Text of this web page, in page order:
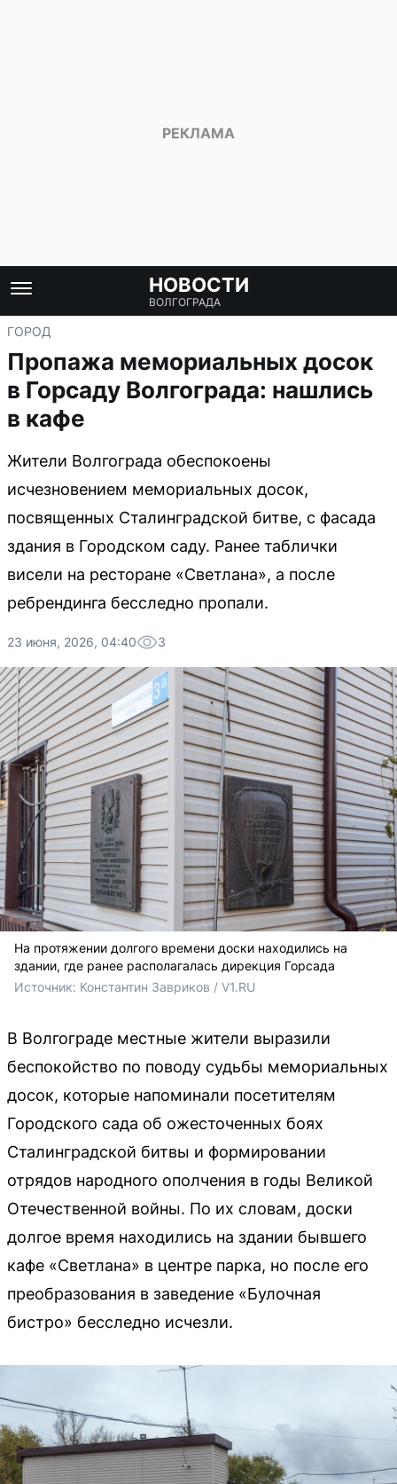
НОВОСТИ
ВОЛГОГРАДА
ГОРОД
Пропажа мемориальных досок
в Горсаду Волгограда: нашлись
в кафе
Жители Волгограда обеспокоены
исчезновением мемориальных досок,
посвященных Сталинградской битве, с фасада
здания в Городском саду. Ранее таблички
висели на ресторане «Светлана», а после
ребрендинга бесследно пропали.
23 июня, 2026, 04:40 3
На протяжении долгого времени доски находились на
здании, где ранее располагалась дирекция Горсада
Источник: Константин Завриков / V1.RU
В Волгограде местные жители выразили
беспокойство по поводу судьбы мемориальных
досок, которые напоминали посетителям
Городского сада об ожесточенных боях
Сталинградской битвы и формировании
отрядов народного ополчения в годы Великой
Отечественной войны. По их словам, доски
долгое время находились на здании бывшего
кафе «Светлана» в центре парка, но после его
преобразования в заведение «Булочная
бистро» бесследно исчезли.